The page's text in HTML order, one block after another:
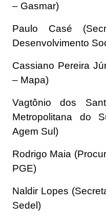
– Gasmar)
Paulo Casé
Desenvolvimento
Cassiano Pereira
– Mapa)
Vagtônio dos
Metropolitana do
Agem Sul)
Rodrigo Maia
PGE)
Naldir Lopes
Sedel)